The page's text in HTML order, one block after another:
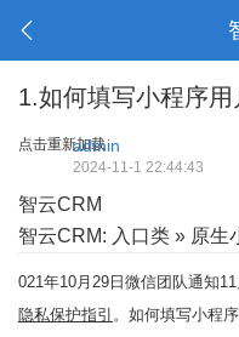
1.如何填写小程序用
点击重新加载
admin
2024-11-1 22:44:43
智云CRM
智云CRM: 入口类 » 原生
021年10月29日微信团队通知
隐私保护指引 。如何填写小程